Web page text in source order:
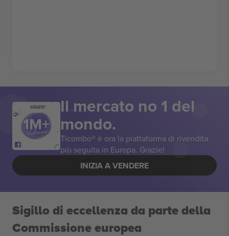
GRAZIE! Il mercato no 1 del
mondo.
Ticombo® è ora la piattaforma di rivendita
più seguita in Europa. Grazie!
INIZIA A VENDERE
Sigillo di eccellenza da parte della
Commissione europea